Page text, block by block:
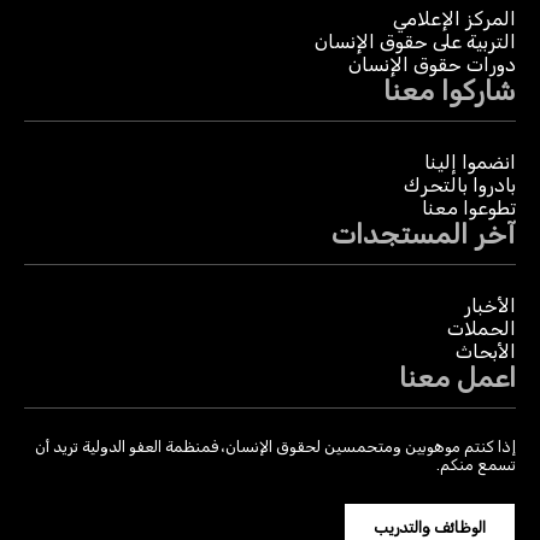
المركز الإعلامي
التربية على حقوق الإنسان
دورات حقوق الإنسان
شاركوا معنا
انضموا إلينا
بادروا بالتحرك
تطوعوا معنا
آخر المستجدات
الأخبار
الحملات
الأبحاث
اعمل معنا
إذا كنتم موهوبين ومتحمسين لحقوق الإنسان، فمنظمة العفو الدولية تريد أن
تسمع منكم.
الوظائف والتدريب